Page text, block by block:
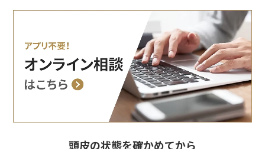
頭皮の状態を確かめてから